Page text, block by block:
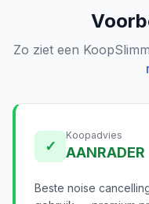
Zo ziet een
✓
Koopadvies
AANRADER
Beste noise